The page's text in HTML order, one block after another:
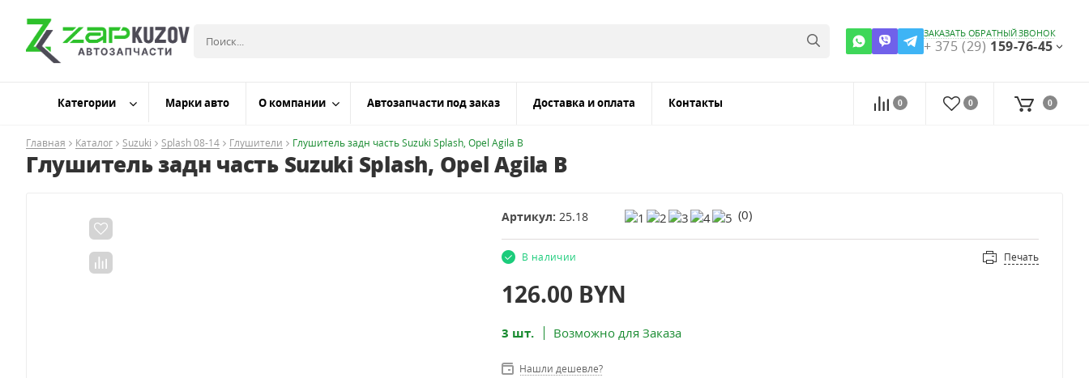
ЗАКАЗАТЬ ОБРАТНЫЙ ЗВОНОК
+ 375 (29) 159-76-45
Категории Марки авто О компании Автозапчасти под заказ Доставка и оплата Контакты 0 0 0
Главная Каталог Suzuki Splash 08-14 Глушители Глушитель задн часть Suzuki Splash, Opel Agila B
Глушитель задн часть Suzuki Splash, Opel Agila B
Артикул: 25.18 (0)
Печать
В наличии
126.00 BYN
3 шт. Возможно для Заказа
Нашли дешевле?